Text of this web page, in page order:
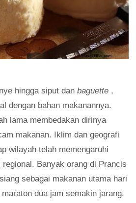
hingga siput dan baguette ,
dengan bahan makanannya.
lama membedakan dirinya
makanan. Iklim dan geografi
wilayah telah memengaruhi
Banyak orang di Prancis
sebagai makanan utama hari
dua jam semakin jarang.